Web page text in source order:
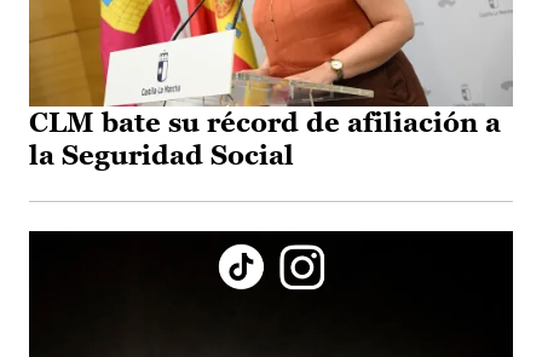
CLM bate su récord de afiliación a
la Seguridad Social